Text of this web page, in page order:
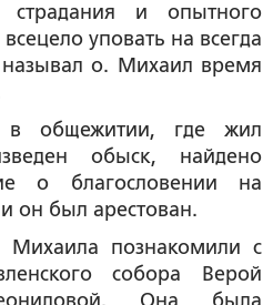
страдания и опытного
уповать на всегда
о. Михаил время
в общежитии, где жил
обыск, найдено
о благословении на
он был арестован.
Михаила познакомили с
собора Верой